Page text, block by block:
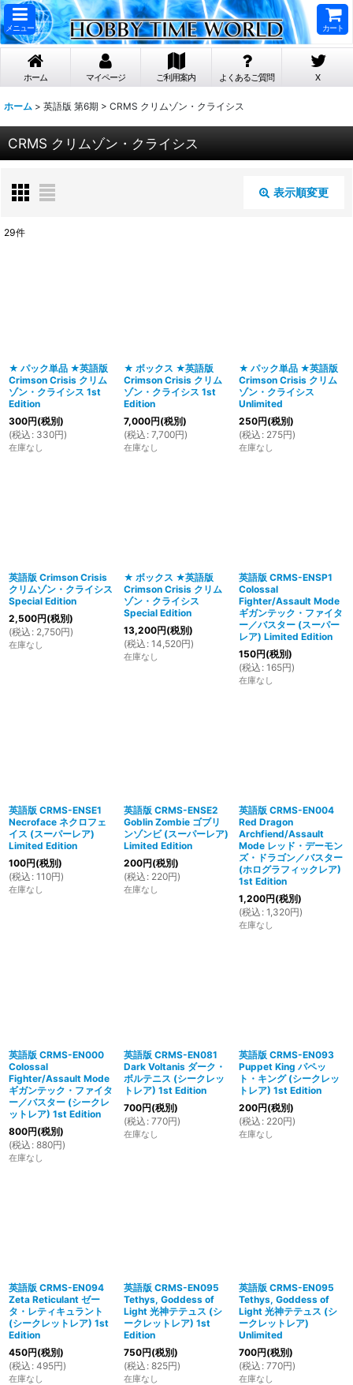
メニュー カート
ホーム マイページ ご利用案内 よくあるご質問 X
ホーム > 英語版 第6期 > CRMS クリムゾン・クライシス
CRMS クリムゾン・クライシス
表示順変更
絞り込む
29件
★ パック単品 ★英語版
Crimson Crisis クリム
ゾン・クライシス 1st
Edition
300円(税別)
(税込 : 330円)
在庫なし
★ ボックス ★英語版
Crimson Crisis クリム
ゾン・クライシス 1st
Edition
7,000円(税別)
(税込 : 7,700円)
在庫なし
★ パック単品 ★英語版
Crimson Crisis クリム
ゾン・クライシス
Unlimited
250円(税別)
(税込 : 275円)
在庫なし
英語版 Crimson Crisis
クリムゾン・クライシス
Special Edition
2,500円(税別)
(税込 : 2,750円)
在庫なし
★ ボックス ★英語版
Crimson Crisis クリム
ゾン・クライシス
Special Edition
13,200円(税別)
(税込 : 14,520円)
在庫なし
英語版 CRMS-ENSP1
Colossal
Fighter/Assault Mode
ギガンテック・ファイタ
ー／バスター (スーパー
レア) Limited Edition
150円(税別)
(税込 : 165円)
在庫なし
英語版 CRMS-ENSE1
Necroface ネクロフェ
イス (スーパーレア)
Limited Edition
100円(税別)
(税込 : 110円)
在庫なし
英語版 CRMS-ENSE2
Goblin Zombie ゴブリ
ンゾンビ (スーパーレア)
Limited Edition
200円(税別)
(税込 : 220円)
在庫なし
英語版 CRMS-EN004
Red Dragon
Archfiend/Assault
Mode レッド・デーモン
ズ・ドラゴン／バスター
(ホログラフィックレア)
1st Edition
1,200円(税別)
(税込 : 1,320円)
在庫なし
英語版 CRMS-EN000
Colossal
Fighter/Assault Mode
ギガンテック・ファイタ
ー／バスター (シークレ
ットレア) 1st Edition
800円(税別)
(税込 : 880円)
在庫なし
英語版 CRMS-EN081
Dark Voltanis ダーク・
ボルテニス (シークレッ
トレア) 1st Edition
700円(税別)
(税込 : 770円)
在庫なし
英語版 CRMS-EN093
Puppet King パペッ
ト・キング (シークレッ
トレア) 1st Edition
200円(税別)
(税込 : 220円)
在庫なし
英語版 CRMS-EN094
Zeta Reticulant ゼー
タ・レティキュラント
(シークレットレア) 1st
Edition
450円(税別)
(税込 : 495円)
在庫なし
英語版 CRMS-EN095
Tethys, Goddess of
Light 光神テテュス (シ
ークレットレア) 1st
Edition
750円(税別)
(税込 : 825円)
在庫なし
英語版 CRMS-EN095
Tethys, Goddess of
Light 光神テテュス (シ
ークレットレア)
Unlimited
700円(税別)
(税込 : 770円)
在庫なし